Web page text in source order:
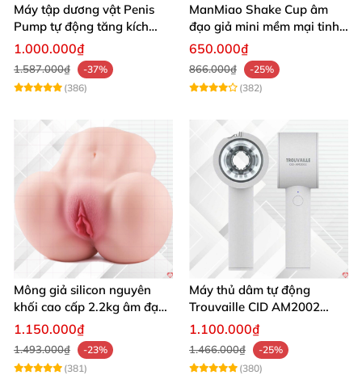
Máy tập dương vật Penis
Pump tự động tăng kích
thước hiệu quả nhanh
1.000.000₫
1.587.000₫
-37%
(386)
ManMiao Shake Cup âm
đạo giả mini mềm mại tinh
tế kích thích cực đỉnh
650.000₫
866.000₫
-25%
(382)
Mông giả silicon nguyên
khối cao cấp 2.2kg âm đạo
và hậu môn khít bót
1.150.000₫
1.493.000₫
-23%
(381)
Máy thủ dâm tự động
Trouvaille CID AM2002
tăng khoái cảm
1.100.000₫
1.466.000₫
-25%
(380)